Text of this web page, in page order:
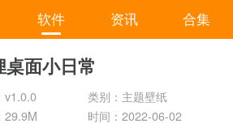
软件 资讯 合集
桌面小日常
v1.0.0
类别：主题壁纸
29.9M
时间：2022-06-02